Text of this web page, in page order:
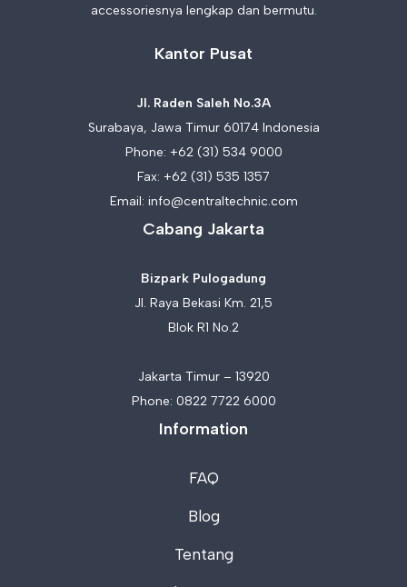
accessoriesnya lengkap dan bermutu.
Kantor Pusat
Jl. Raden Saleh No.3A
Surabaya, Jawa Timur 60174 Indonesia
Phone: +62 (31) 534 9000
Fax: +62 (31) 535 1357
Email: info@centraltechnic.com
Cabang Jakarta
Bizpark Pulogadung
Jl. Raya Bekasi Km. 21,5
Blok R1 No.2
Jakarta Timur – 13920
Phone: 0822 7722 6000
Information
FAQ
Blog
Tentang